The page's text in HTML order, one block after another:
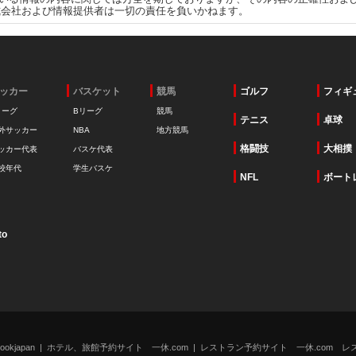
社および情報提供者は一切の責任を負いかねます。
カー
ーグ
サッカー
カー代表
年代
バスケット
Bリーグ
NBA
バスケ代表
学生バスケ
競馬
競馬
地方競馬
ゴルフ フィギ
テニス 卓球
格闘技 大相撲
NFL ボート
ホテル、旅館予約サイト 一休.com レストラン予約サイト 一休.com レ